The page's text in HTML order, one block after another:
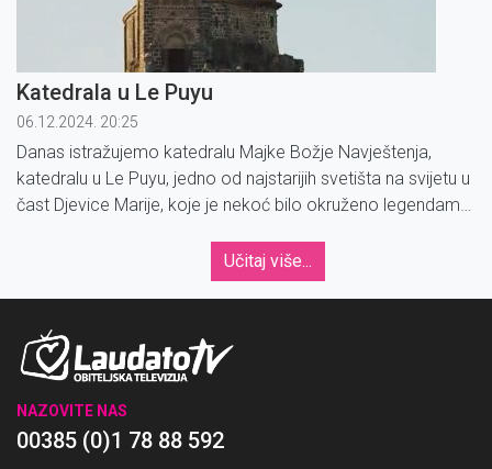
Katedrala u Le Puyu
06.12.2024. 20:25
Danas istražujemo katedralu Majke Božje Navještenja,
katedralu u Le Puyu, jedno od najstarijih svetišta na svijetu u
čast Djevice Marije, koje je nekoć bilo okruženo legendama
Učitaj više...
NAZOVITE NAS
00385 (0)1 78 88 592